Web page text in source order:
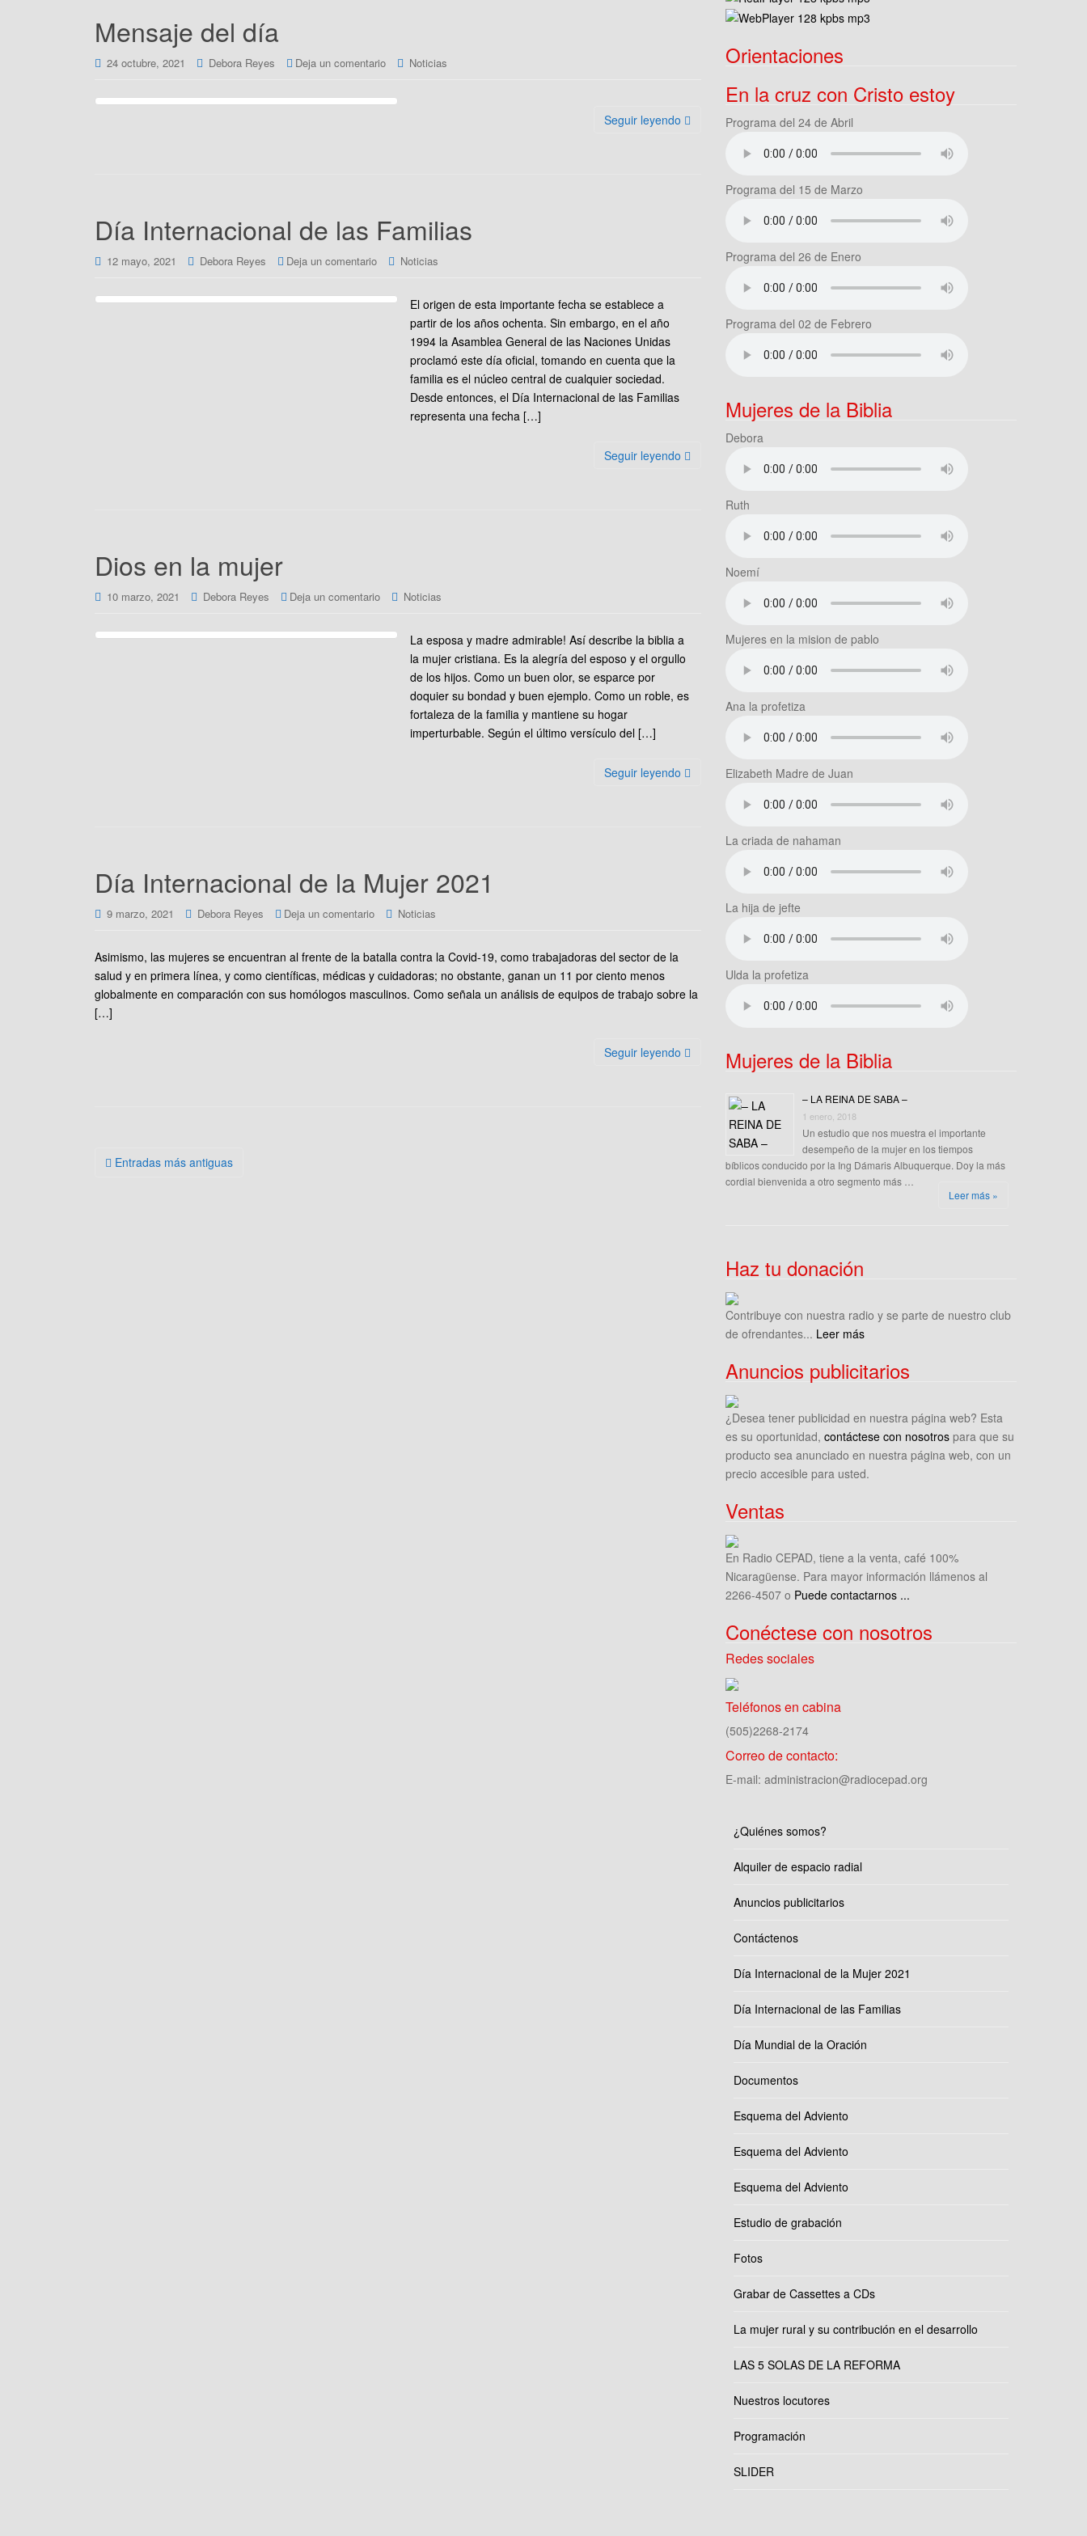
Mensaje del día
24 octubre, 2021 Debora Reyes Deja un comentario Noticias
Seguir leyendo
Día Internacional de las Familias
12 mayo, 2021 Debora Reyes Deja un comentario Noticias
El origen de esta importante fecha se establece a
partir de los años ochenta. Sin embargo, en el año
1994 la Asamblea General de las Naciones Unidas
proclamó este día oficial, tomando en cuenta que la
familia es el núcleo central de cualquier sociedad.
Desde entonces, el Día Internacional de las Familias
representa una fecha […]
Seguir leyendo
Dios en la mujer
10 marzo, 2021 Debora Reyes Deja un comentario Noticias
La esposa y madre admirable! Así describe la biblia a
la mujer cristiana. Es la alegría del esposo y el orgullo
de los hijos. Como un buen olor, se esparce por
doquier su bondad y buen ejemplo. Como un roble, es
fortaleza de la familia y mantiene su hogar
imperturbable. Según el último versículo del […]
Seguir leyendo
Día Internacional de la Mujer 2021
9 marzo, 2021 Debora Reyes Deja un comentario Noticias
Asimismo, las mujeres se encuentran al frente de la batalla contra la Covid-19, como trabajadoras del sector de la
salud y en primera línea, y como científicas, médicas y cuidadoras; no obstante, ganan un 11 por ciento menos
globalmente en comparación con sus homólogos masculinos. Como señala un análisis de equipos de trabajo sobre la
[…]
Seguir leyendo
Navegación
Entradas más antiguas
Orientaciones
En la cruz con Cristo estoy
Programa del 24 de Abril
Programa del 15 de Marzo
Programa del 26 de Enero
Programa del 02 de Febrero
Mujeres de la Biblia
Debora
Ruth
Noemí
Mujeres en la mision de pablo
Ana la profetiza
Elizabeth Madre de Juan
La criada de nahaman
La hija de jefte
Ulda la profetiza
Mujeres de la Biblia
– LA REINA DE SABA –
1 enero, 2018
Un estudio que nos muestra el importante
desempeño de la mujer en los tiempos
bíblicos conducido por la Ing Dámaris Albuquerque. Doy la más
cordial bienvenida a otro segmento más …
Leer más »
Haz tu donación
Contribuye con nuestra radio y se parte de nuestro club
de ofrendantes... Leer más
Anuncios publicitarios
¿Desea tener publicidad en nuestra página web? Esta
es su oportunidad, contáctese con nosotros para que su
producto sea anunciado en nuestra página web, con un
precio accesible para usted.
Ventas
En Radio CEPAD, tiene a la venta, café 100%
Nicaragüense. Para mayor información llámenos al
2266-4507 o Puede contactarnos ...
Conéctese con nosotros
Redes sociales
Teléfonos en cabina
(505)2268-2174
Correo de contacto:
E-mail: administracion@radiocepad.org
¿Quiénes somos?
Alquiler de espacio radial
Anuncios publicitarios
Contáctenos
Día Internacional de la Mujer 2021
Día Internacional de las Familias
Día Mundial de la Oración
Documentos
Esquema del Adviento
Esquema del Adviento
Esquema del Adviento
Estudio de grabación
Fotos
Grabar de Cassettes a CDs
La mujer rural y su contribución en el desarrollo
LAS 5 SOLAS DE LA REFORMA
Nuestros locutores
Programación
SLIDER